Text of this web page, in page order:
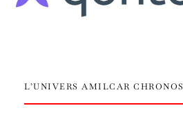
L’UNIVERS AMILCAR CHRONOS